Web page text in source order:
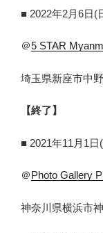
■ 2022年2月6日(
＠5 STAR
埼玉県新座市中
【終了】
■ 2021年11月1日
＠Photo Gallery
神奈川県横浜市